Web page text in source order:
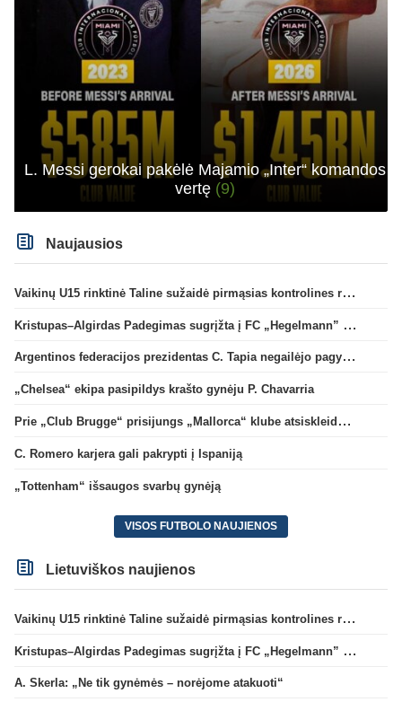
L. Messi gerokai pakėlė Majamio „Inter“ komandos
vertę (9)
Naujausios
Vaikinų U15 rinktinė Taline sužaidė pirmąsias kontrolines rungtynes
Kristupas–Algirdas Padegimas sugrįžta į FC „Hegelmann” B sudėtį
Argentinos federacijos prezidentas C. Tapia negailėjo pagyrų G. Infantino
„Chelsea“ ekipa pasipildys krašto gynėju P. Chavarria
Prie „Club Brugge“ prisijungs „Mallorca“ klube atsiskleidęs J. Virgili
C. Romero karjera gali pakrypti į Ispaniją
„Tottenham“ išsaugos svarbų gynėją
VISOS FUTBOLO NAUJIENOS
Lietuviškos naujienos
Vaikinų U15 rinktinė Taline sužaidė pirmąsias kontrolines rungtynes
Kristupas–Algirdas Padegimas sugrįžta į FC „Hegelmann” B sudėtį
A. Skerla: „Ne tik gynėmės – norėjome atakuoti“